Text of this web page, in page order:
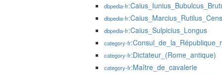
dbpedia-fr
dbpedia-fr
dbpedia-fr:Caius_Sulpicius_Longus
category-fr
category-fr:Dictateur_(Rome_antique)
category-fr:Maître_de_cavalerie